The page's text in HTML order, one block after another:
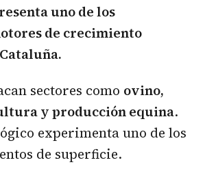
uno de los
de crecimiento
sectores como ovino,
y producción equina.
experimenta uno de los
de superficie.